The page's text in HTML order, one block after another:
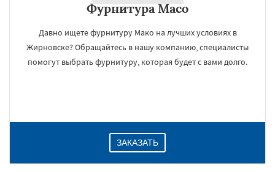
Фурнитура Maco
Давно ищете фурнитуру Мако на лучших условиях в
Жирновске? Обращайтесь в нашу компанию, специалисты
помогут выбрать фурнитуру, которая будет с вами долго.
ЗАКАЗАТЬ